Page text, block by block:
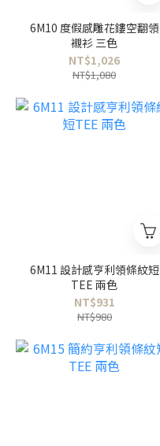
6M10 度假感雕花鏤空翻領
襯衫 三色
NT$1,026
NT$1,080
6M11 設計感亨利領條紋短
TEE 兩色
NT$931
NT$980